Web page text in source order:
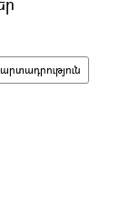
արտադրություն